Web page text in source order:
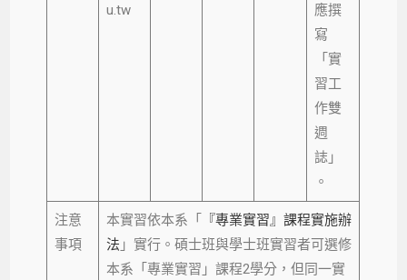
u.tw
應撰
寫
「實
習工
作雙
週
誌」
。
注意
事項
本實習依本系「
『專業實習』課程實施辦
法 」實行。碩士班與學士班實習者可選修
本系「專業實習」課程2學分，但同一實